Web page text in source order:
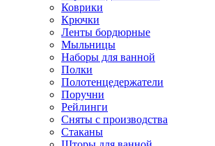
Коврики
Крючки
Ленты бордюрные
Мыльницы
Наборы для ванной
Полки
Полотенцедержатели
Поручни
Рейлинги
Сняты с производства
Стаканы